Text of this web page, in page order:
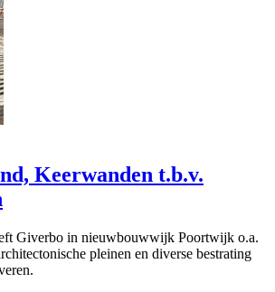
Keerwanden t.b.v.
Giverbo in nieuwbouwwijk Poortwijk o.a.
pleinen en diverse bestrating